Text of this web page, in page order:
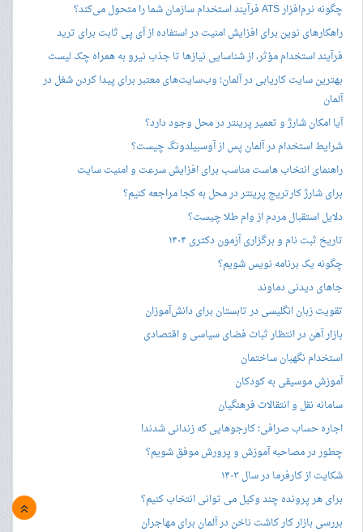
چگونه نرم‌افزار ATS فرآیند استخدام سازمان شما را متحول می‌کند؟
راهکارهای نوین برای افزایش امنیت در استفاده از آی پی ثابت برای ترید
فرآیند استخدام مؤثر، از شناسایی نیازها تا جذب نیرو به همراه چک لیست
بهترین سایت کاریابی در آلمان؛ وب‌سایت‌های معتبر برای پیدا کردن شغل در
آلمان
آیا امکان شارژ و تعمیر پرینتر در محل وجود دارد؟
شرایط استخدام در آلمان پس از آوسبیلدونگ چیست؟
راهنمای انتخاب هاست مناسب برای افزایش سرعت و امنیت سایت
برای شارژ کارتریج پرینتر در محل به کجا مراجعه کنیم؟
دلایل استقبال مردم از وام طلا چیست؟
تاریخ ثبت نام و برگزاری آزمون دکتری ۱۴۰۴
چگونه یک برنامه نویس شویم؟
جاهای دیدنی دماوند
تقویت زبان انگلیسی در تابستان برای دانش‌آموزان
بازار آهن در انتظار ثبات فضای سیاسی و اقتصادی
استخدام نگهبان ساختمان
آموزش موسیقی به کودکان
سامانه نقل و انتقالات فرهنگیان
اجاره حساب صرافی؛ کارجوهایی که زندانی شدند!
چطور در مصاحبه‌ آموزش و پرورش موفق شویم؟
شکایت از کارفرما در سال ۱۴۰۳
برای هر پرونده چند وکیل می توانی انتخاب کنیم؟
بررسی بازار کار کاشت ناخن در آلمان برای مهاجران
»